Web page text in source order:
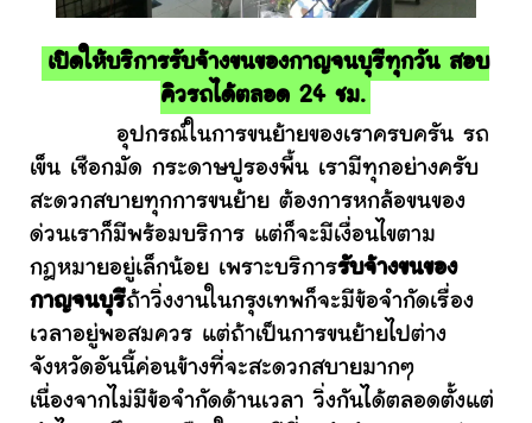
เปิดให้บริการรับจ้างขนของกาญจนบุรีทุกวัน สอบ
คิวรถได้ตลอด 24 ชม.
อุปกรณ์ในการขนย้ายของเราครบครัน รถ
เข็น เชือกมัด กระดาษปูรองพื้น เรามีทุกอย่างครับ
สะดวกสบายทุกการขนย้าย ต้องการหกล้อขนของ
ด่วนเราก็มีพร้อมบริการ แต่ก็จะมีเงื่อนไขตาม
กฎหมายอยู่เล็กน้อย เพราะบริการรับจ้างขนของ
กาญจนบุรีถ้าวิ่งงานในกรุงเทพก็จะมีข้อจำกัดเรื่อง
เวลาอยู่พอสมควร แต่ถ้าเป็นการขนย้ายไปต่าง
จังหวัดอันนี้ค่อนข้างที่จะสะดวกสบายมากๆ
เนื่องจากไม่มีข้อจำกัดด้านเวลา วิ่งกันได้ตลอดตั้งแต่